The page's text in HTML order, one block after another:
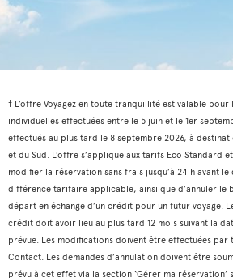
† L’offre Voyagez en toute tranquillité est valable
individuelles effectuées entre le 5 juin et le 1er
effectués au plus tard le 8 septembre 2026, à
et du Sud. L’offre s’applique aux tarifs Eco Standard
modifier la réservation sans frais jusqu’à 24 h avant
différence tarifaire applicable, ainsi que d’annuler le
départ en échange d’un crédit pour un futur voyage.
crédit doit avoir lieu au plus tard 12 mois suivant la
prévue. Les modifications doivent être effectuées par
Contact. Les demandes d’annulation doivent être
prévu à cet effet via la section ‘Gérer ma réservation’